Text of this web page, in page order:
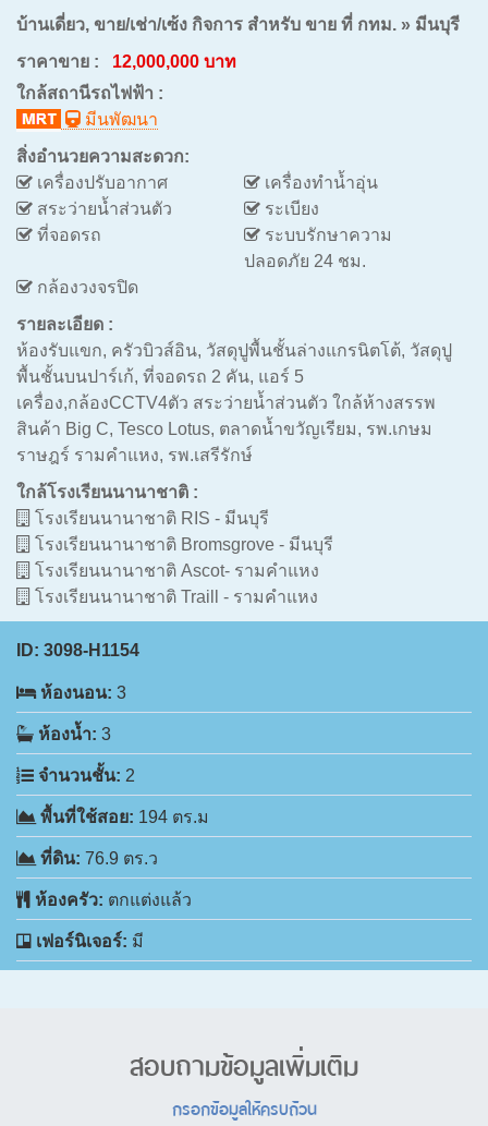
บ้านเดี่ยว, ขาย/เช่า/เซ้ง กิจการ สำหรับ ขาย ที่ กทม. » มีนบุรี
ราคาขาย : 12,000,000 บาท
ใกล้สถานีรถไฟฟ้า :
มีนพัฒนา
สิ่งอำนวยความสะดวก:
เครื่องปรับอากาศ
เครื่องทำน้ำอุ่น
สระว่ายน้ำส่วนตัว
ระเบียง
ที่จอดรถ
ระบบรักษาความ
ปลอดภัย 24 ชม.
กล้องวงจรปิด
รายละเอียด :
ห้องรับแขก, ครัวบิวส์อิน, วัสดุปูพื้นชั้นล่างแกรนิตโต้, วัสดุปู
พื้นชั้นบนปาร์เก้, ที่จอดรถ 2 คัน, แอร์ 5
เครื่อง,กล้องCCTV4ตัว สระว่ายน้ำส่วนตัว ใกล้ห้างสรรพ
สินค้า Big C, Tesco Lotus, ตลาดน้ำขวัญเรียม, รพ.เกษม
ราษฎร์ รามคำแหง, รพ.เสรีรักษ์
ใกล้โรงเรียนนานาชาติ :
โรงเรียนนานาชาติ RIS - มีนบุรี
โรงเรียนนานาชาติ Bromsgrove - มีนบุรี
โรงเรียนนานาชาติ Ascot- รามคำแหง
โรงเรียนนานาชาติ Traill - รามคำแหง
ID: 3098-H1154
ห้องนอน: 3
ห้องน้ำ: 3
จำนวนชั้น: 2
พื้นที่ใช้สอย: 194 ตร.ม
ที่ดิน: 76.9 ตร.ว
ห้องครัว: ตกแต่งแล้ว
เฟอร์นิเจอร์: มี
สอบถามข้อมูลเพิ่มเติม
กรอกข้อมูลให้ครบถ้วน